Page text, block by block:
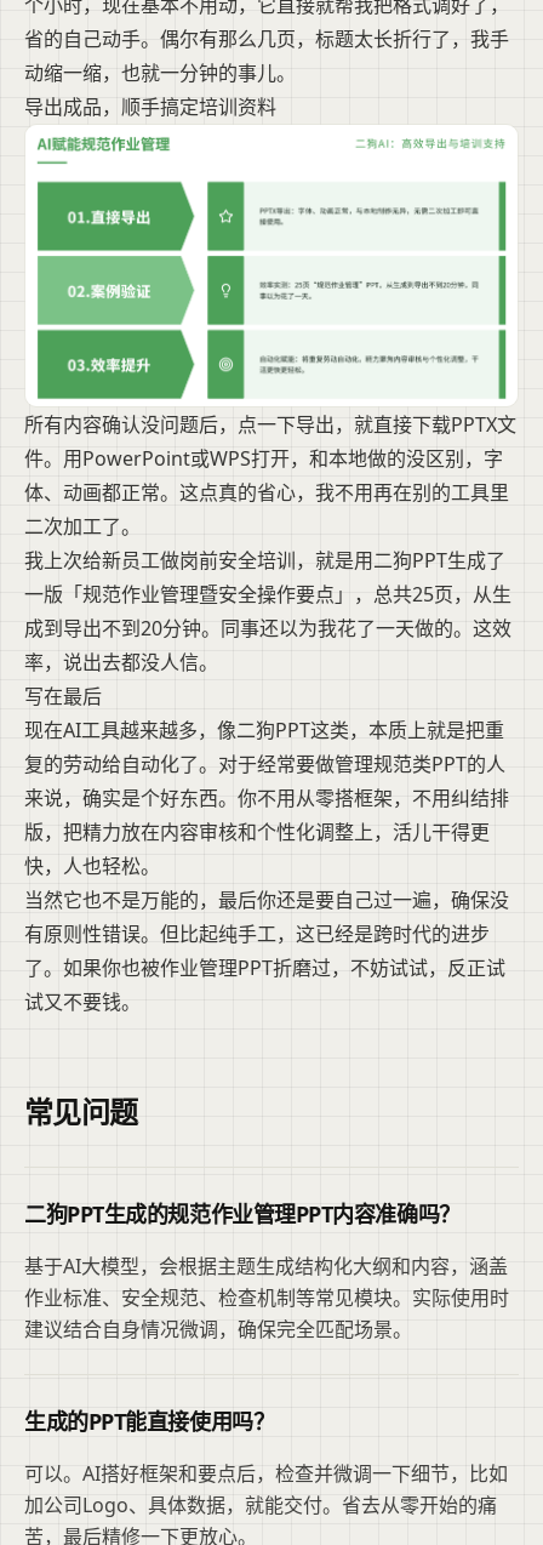
省的自己动手。偶尔有那么几页，标题太长折行了，我手
动缩一缩，也就一分钟的事儿。
导出成品，顺手搞定培训资料
所有内容确认没问题后，点一下导出，就直接下载PPTX文
件。用PowerPoint或WPS打开，和本地做的没区别，字
体、动画都正常。这点真的省心，我不用再在别的工具里
二次加工了。
我上次给新员工做岗前安全培训，就是用二狗PPT生成了
一版「规范作业管理暨安全操作要点」，总共25页，从生
成到导出不到20分钟。同事还以为我花了一天做的。这效
率，说出去都没人信。
写在最后
现在AI工具越来越多，像二狗PPT这类，本质上就是把重
复的劳动给自动化了。对于经常要做管理规范类PPT的人
来说，确实是个好东西。你不用从零搭框架，不用纠结排
版，把精力放在内容审核和个性化调整上，活儿干得更
快，人也轻松。
当然它也不是万能的，最后你还是要自己过一遍，确保没
有原则性错误。但比起纯手工，这已经是跨时代的进步
了。如果你也被作业管理PPT折磨过，不妨试试，反正试
试又不要钱。
常见问题
二狗PPT生成的规范作业管理PPT内容准确吗？
基于AI大模型，会根据主题生成结构化大纲和内容，涵盖
作业标准、安全规范、检查机制等常见模块。实际使用时
建议结合自身情况微调，确保完全匹配场景。
生成的PPT能直接使用吗？
可以。AI搭好框架和要点后，检查并微调一下细节，比如
加公司Logo、具体数据，就能交付。省去从零开始的痛
苦，最后精修一下更放心。